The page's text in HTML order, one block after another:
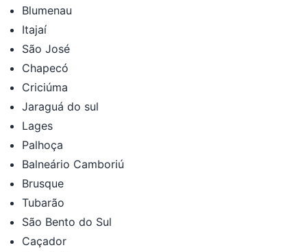
Blumenau
Itajaí
São José
Chapecó
Criciúma
Jaraguá do sul
Lages
Palhoça
Balneário Camboriú
Brusque
Tubarão
São Bento do Sul
Caçador